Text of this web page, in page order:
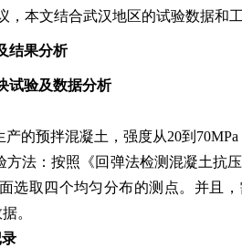
，本文结合武汉地区的试验数据和
结果分析
试验及数据分析
产的预拌混凝土，强度从20到 70MPa
方法：按照《回弹法检测混凝土抗
选取四个均匀分布的测点。并且
。